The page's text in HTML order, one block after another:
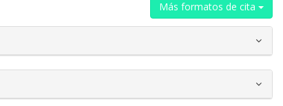
Más formatos de cita